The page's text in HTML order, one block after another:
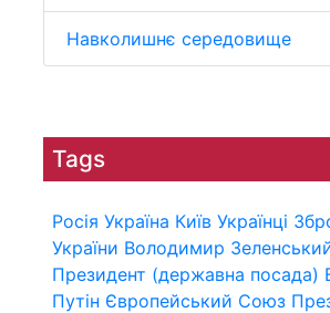
Навколишнє середовище
Tags
Росія Україна Київ Українці
України Володимир
Президент (державна посада)
Путін Європейський Союз